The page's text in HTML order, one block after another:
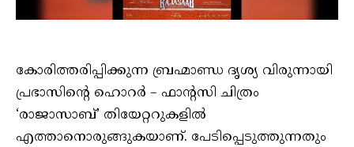
കോരിത്തരിപ്പിക്കുന്ന ബ്രഹ്മാണ്ഡ ദൃശ്യ വിരുന്നായി
പ്രഭാസിന്‍റെ ഹൊറർ – ഫാന്‍റസി ചിത്രം
‘രാജാസാബ്’ തിയേറ്ററുകളിൽ
എത്താനൊരുങ്ങുകയാണ്. പേടിപ്പെടുത്തുന്നതും